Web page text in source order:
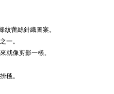
紋蕾絲針織圖案。
一。
就像剪影一樣。
毯。